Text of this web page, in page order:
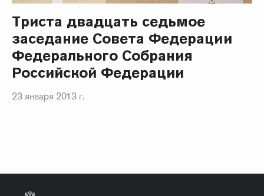
Триста двадцать седьмое
заседание Совета Федерации
Федерального Собрания
Российской Федерации
23 января 2013 г.